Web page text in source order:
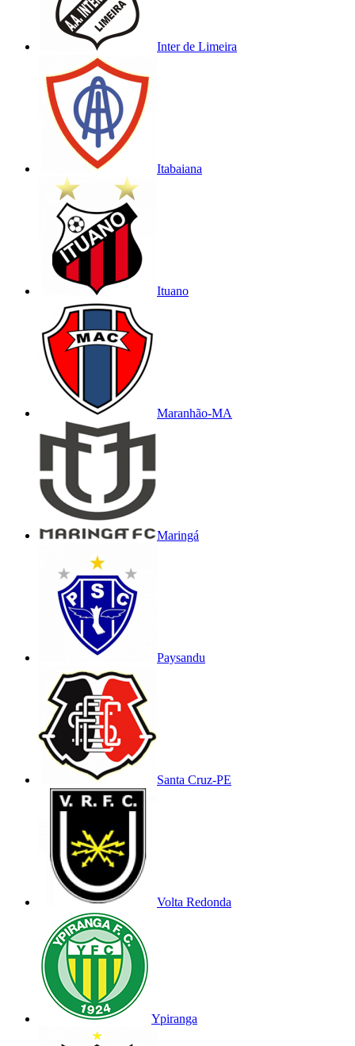
Inter de Limeira
Itabaiana
Ituano
Maranhão-MA
Maringá
Paysandu
Santa Cruz-PE
Volta Redonda
Ypiranga